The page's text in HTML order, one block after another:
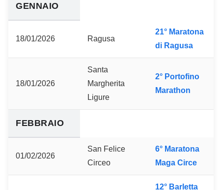
GENNAIO
18/01/2026 Ragusa
21° Maratona
di Ragusa
18/01/2026
Santa
Margherita
Ligure
2° Portofino
Marathon
FEBBRAIO
01/02/2026
San Felice
Circeo
6° Maratona
Maga Circe
12° Barletta